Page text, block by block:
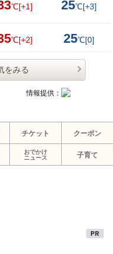
℃[+1] 25℃[+3]
℃[+2] 25℃[0]
をみる
情報提供：
チケット クーポン
おでかけ
ニュース
子育て